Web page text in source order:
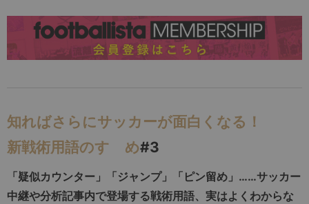
知ればさらにサッカーが面白くなる！
新戦術用語のすゝめ#3
「疑似カウンター」「ジャンプ」「ピン留め」……サッカー
中継や分析記事内で登場する戦術用語、実はよくわからな